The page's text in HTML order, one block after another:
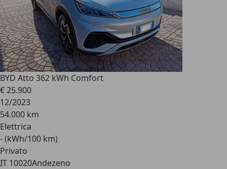
BYD Atto 362 kWh Comfort
€ 25.900
12/2023
54.000 km
Elettrica
- (kWh/100 km)
Privato
IT 10020Andezeno